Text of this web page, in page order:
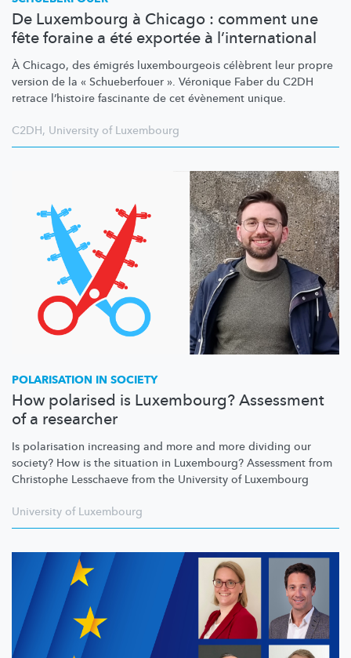
De Luxembourg à Chicago : comment une
fête foraine a été exportée à l’international
À Chicago, des émigrés luxembourgeois célèbrent leur propre
version de la « Schueberfouer ». Véronique Faber du C2DH
retrace l’histoire fascinante de cet évènement unique.
C2DH, University of Luxembourg
POLARISATION IN SOCIETY
How polarised is Luxembourg? Assessment
of a researcher
Is polarisation increasing and more and more dividing our
society? How is the situation in Luxembourg? Assessment from
Christophe Lesschaeve from the University of Luxembourg
University of Luxembourg